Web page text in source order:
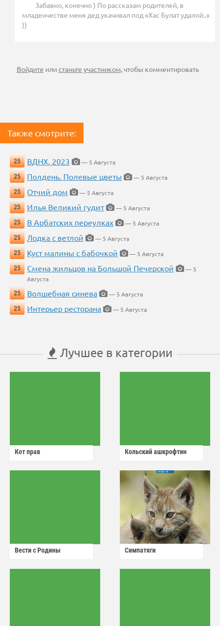
Забавно, конечно ) По рассказам родителей, в
младенчестве меня дед укачивал под «Хас Булат удалой..»
))
Войдите илистаньте участником, чтобы комментировать
Также смотрите:
25 ВДНХ, 2023
— 5 Августа
25
Полдень. Полевые цветы
— 5 Августа
25
Отчий дом
— 5 Августа
25
Илья Великий гудит
— 5 Августа
25
В Арбатских переулках
— 5 Августа
25
Лодка с ветлой
— 5 Августа
25
Куст малины с бабочкой
— 5 Августа
25
Смена жильцов на Большой Печерской
— 5
Августа
25
Волшебная синева
— 5 Августа
25
Интерьер ресторана — 5 Августа
Лучшее в категории
Кот прав Кольский ашкрофтин
Вести с Родины Симпатяги